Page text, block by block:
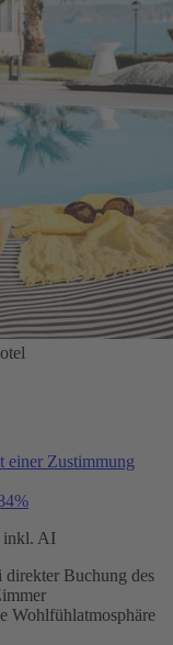
einer Zustimmung
inkl. AI
Buchung des
Wohlfühlatmosphäre